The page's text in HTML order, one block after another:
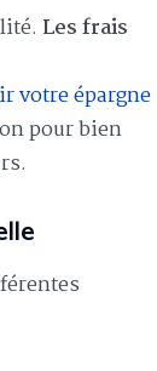
Les frais
votre épargne
pour bien